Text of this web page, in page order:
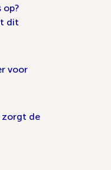
op?
dit
voor
zorgt de